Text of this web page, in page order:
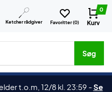
Ketcher rådgiver Favoritter (0)
0
Kurv
etc.
Søg
t.o.m, 12/8 kl. 23:59 -Se